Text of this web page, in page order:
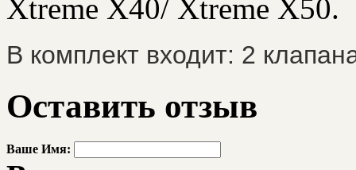
Xtreme X40/ Xtreme X50.
В комплект входит: 2
Оставить отзыв
Ваше Имя: